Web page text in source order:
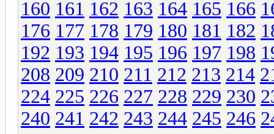
160 161 162 163 164 165 166
176 177 178 179 180 181 182
192 193 194 195 196 197 198
208 209 210 211 212 213 214
224 225 226 227 228 229 230
240 241 242 243 244 245 246